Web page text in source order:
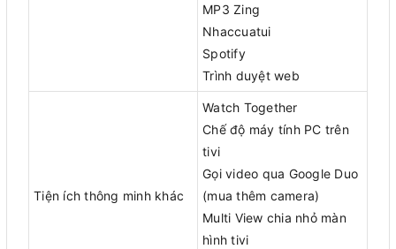
MP3 Zing
Nhaccuatui
Spotify
Trình duyệt web
Tiện ích thông minh khác
Watch Together
Chế độ máy tính PC trên
tivi
Gọi video qua Google Duo
(mua thêm camera)
Multi View chia nhỏ màn
hình tivi